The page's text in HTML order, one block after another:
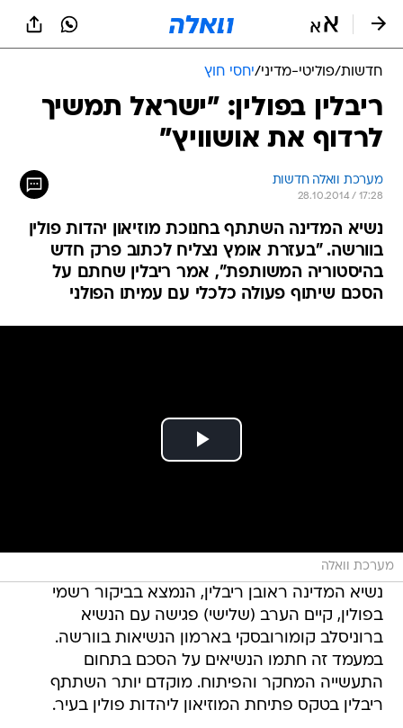
חדשות/פוליטי-מדיני/יחסי חוץ
ריבלין בפולין: "ישראל תמשיך
לרדוף את אושוויץ"
מערכת וואלה חדשות
28.10.2014 / 17:28
נשיא המדינה השתתף בחנוכת מוזיאון יהדות פולין
בוורשה. "בעזרת אומץ נצליח לכתוב פרק חדש
בהיסטוריה המשותפת", אמר ריבלין שחתם על
הסכם שיתוף פעולה כלכלי עם עמיתו הפולני
מערכת וואלה
נשיא המדינה ראובן ריבלין, הנמצא בביקור רשמי
בפולין, קיים הערב (שלישי) פגישה עם הנשיא
ברוניסלב קומורובסקי בארמון הנשיאות בוורשה.
במעמד זה חתמו הנשיאים על הסכם בתחום
התעשייה המחקר והפיתוח. מוקדם יותר השתתף
ריבלין בטקס פתיחת המוזיאון ליהדות פולין בעיר.